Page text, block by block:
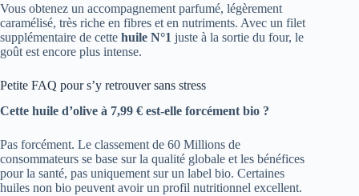
Vous obtenez un accompagnement parfumé, légèrement
caramélisé, très riche en fibres et en nutriments. Avec un filet
supplémentaire de cette huile N°1 juste à la sortie du four, le
goût est encore plus intense.
Petite FAQ pour s’y retrouver sans stress
Cette huile d’olive à 7,99 € est-elle forcément bio ?
Pas forcément. Le classement de 60 Millions de
consommateurs se base sur la qualité globale et les bénéfices
pour la santé, pas uniquement sur un label bio. Certaines
huiles non bio peuvent avoir un profil nutritionnel excellent.